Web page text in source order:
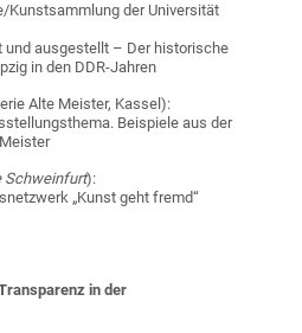
Kunstsammlung der Universität
und ausgestellt – Der historische
in den DDR-Jahren
Alte Meister, Kassel):
Beispiele aus der
Schweinfurt):
„Kunst geht fremd“
in der